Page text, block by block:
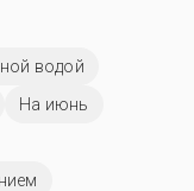
водой
На июнь